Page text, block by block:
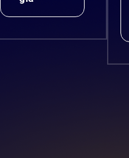
Việt Nam với vai